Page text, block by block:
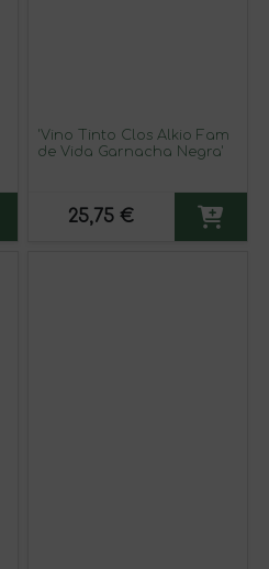
'Vino Tinto Clos Alkio Fam
de Vida Garnacha Negra'
25,75 €